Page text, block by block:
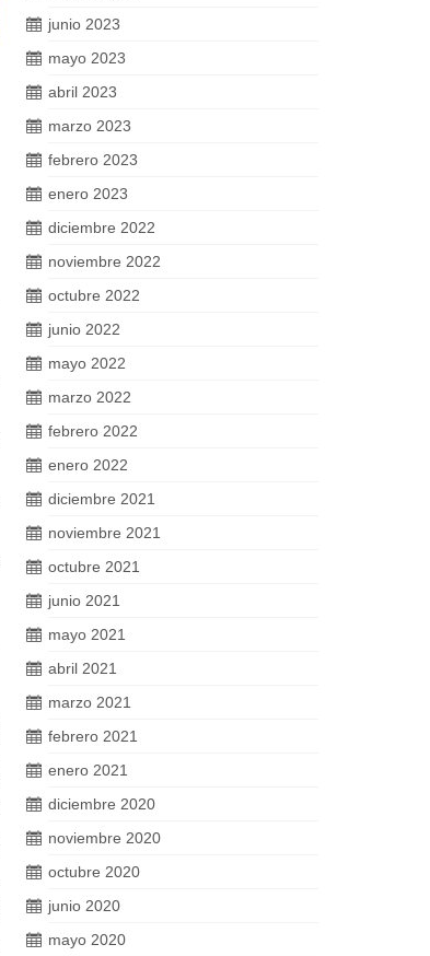
junio 2023
mayo 2023
abril 2023
marzo 2023
febrero 2023
enero 2023
diciembre 2022
noviembre 2022
octubre 2022
junio 2022
mayo 2022
marzo 2022
febrero 2022
enero 2022
diciembre 2021
noviembre 2021
octubre 2021
junio 2021
mayo 2021
abril 2021
marzo 2021
febrero 2021
enero 2021
diciembre 2020
noviembre 2020
octubre 2020
junio 2020
mayo 2020